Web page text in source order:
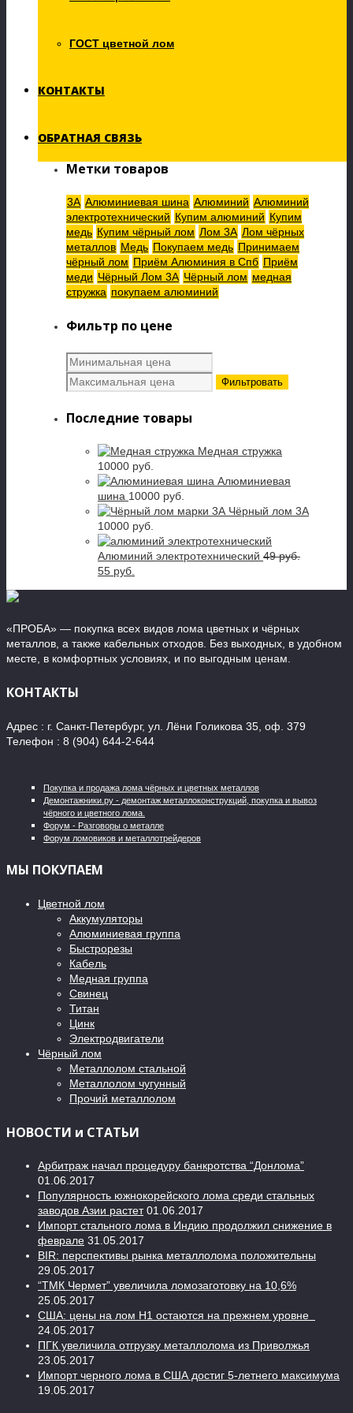
ГОСТ цветной лом
КОНТАКТЫ
ОБРАТНАЯ СВЯЗЬ
Титан (0)
Чёрный лом
Прочий металлолом
Метки товаров
3А Алюминиевая шина Алюминий Алюминий
электротехнический Купим алюминий Купим
медь Купим чёрный лом Лом 3А Лом чёрных
металлов Медь Покупаем медь Принимаем
чёрный лом Приём Алюминия в Спб Приём
меди Чёрный Лом 3А Чёрный лом медная
стружка покупаем алюминий
Фильтр по цене
Фильтровать
Последние товары
Медная стружка
10000 руб.
Алюминиевая
шина 10000 руб.
Чёрный лом 3А
10000 руб.
Алюминий электротехнический 49 руб.
55 руб.
«ПРОБА» — покупка всех видов лома цветных и чёрных
металлов, а также кабельных отходов. Без выходных, в удобном
месте, в комфортных условиях, и по выгодным ценам.
КОНТАКТЫ
Адрес : г. Санкт-Петербург, ул. Лёни Голикова 35, оф. 379
Телефон : 8 (904) 644-2-644
Покупка и продажа лома чёрных и цветных металлов
Демонтажники.ру - демонтаж металлоконструкций, покупка и вывоз
чёрного и цветного лома.
Форум - Разговоры о металле
Форум ломовиков и металлотрейдеров
МЫ ПОКУПАЕМ
Цветной лом
Аккумуляторы
Алюминиевая группа
Быстрорезы
Кабель
Медная группа
Свинец
Титан
Цинк
Электродвигатели
Чёрный лом
Металлолом стальной
Металлолом чугунный
Прочий металлолом
НОВОСТИ и СТАТЬИ
Арбитраж начал процедуру банкротства “Донлома”
01.06.2017
Популярность южнокорейского лома среди стальных
заводов Азии растет 01.06.2017
Импорт стального лома в Индию продолжил снижение в
феврале 31.05.2017
BIR: перспективы рынка металлолома положительны
29.05.2017
“ТМК Чермет” увеличила ломозаготовку на 10,6%
25.05.2017
США: цены на лом H1 остаются на прежнем уровне
24.05.2017
ПГК увеличила отгрузку металлолома из Приволжья
23.05.2017
Импорт черного лома в США достиг 5-летнего максимума
19.05.2017